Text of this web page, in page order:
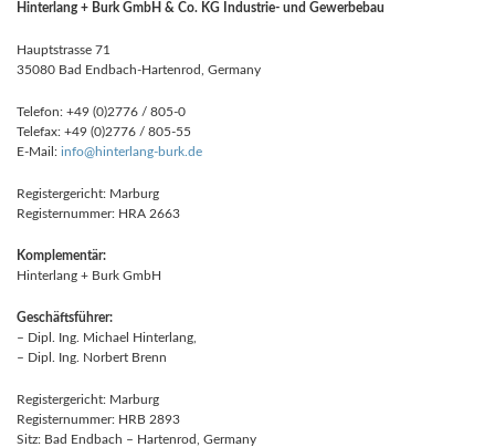
Hinterlang + Burk GmbH & Co. KG Industrie- und Gewerbebau
Hauptstrasse 71
35080 Bad Endbach-Hartenrod, Germany
Telefon: +49 (0)2776 / 805-0
Telefax: +49 (0)2776 / 805-55
E-Mail: info@hinterlang-burk.de
Registergericht: Marburg
Registernummer: HRA 2663
Komplementär:
Hinterlang + Burk GmbH
Geschäftsführer:
– Dipl. Ing. Michael Hinterlang,
– Dipl. Ing. Norbert Brenn
Registergericht: Marburg
Registernummer: HRB 2893
Sitz: Bad Endbach – Hartenrod, Germany